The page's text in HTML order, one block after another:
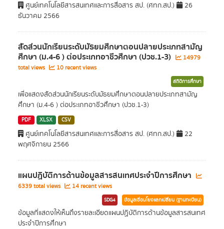
ศูนย์เทคโนโลยีสารสนเทศและการสื่อสาร สป. (ศทก.สป.)
26
ธันวาคม 2566
สัดส่วนนักเรียนระดับมัธยมศึกษาตอนปลายประเภทสามัญ
ศึกษา (ม.4-6 ) ต่อประเภทอาชีวศึกษา (ปวช.1-3)
14979
total views
10 recent views
สถิติการศึกษา
เพื่อแสดงสัดส่วนนักเรียนระดับมัธยมศึกษาตอนปลายประเภทสามัญ
ศึกษา (ม.4-6 ) ต่อประเภทอาชีวศึกษา (ปวช.1-3)
PDF XLSX CSV
ศูนย์เทคโนโลยีสารสนเทศและการสื่อสาร สป. (ศทก.สป.)
22
พฤศจิกายน 2566
แผนปฏิบัติการด้านข้อมูลสารสนเทศประจำปีการศึกษา
6339 total views 14 recent views
SDG4 ข้อมูลเชื่อมโยงแลกเปลี่ยน (ฐานทะเบียน)
ข้อมูลที่แสดงให้เห็นถึงรายละเอียดแผนปฏิบัติการด้านข้อมูลสารสนเทศ
ประจำปีการศึกษา